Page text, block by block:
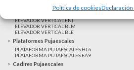
Política de cookiesDeclaración
Elevadors Verticals
ELEVADOR VERTICAL ENI
ELEVADOR VERTICAL BLM
ELEVADOR VERTICAL BLE
Plataformes Pujaescales
PLATAFORMA PUJAESCALES HL6
PLATAFORMA PUJAESCALES EA9
Cadires Pujaescales